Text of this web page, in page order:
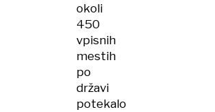
okoli
450
vpisnih
mestih
po
državi
potekalo